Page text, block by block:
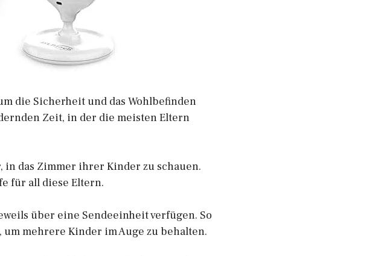
die Sicherheit und das Wohlbefinden
Zeit, in der die meisten Eltern
das Zimmer ihrer Kinder zu schauen.
für all diese Eltern.
über eine Sendeeinheit verfügen. So
mehrere Kinder im Auge zu behalten.